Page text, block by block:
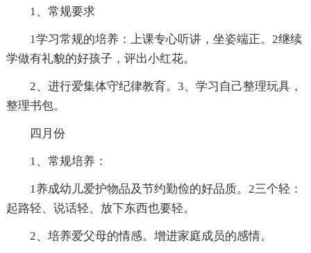
1、常规要求
1学习常规的培养：上课专心听讲，坐姿端正。2继续
学做有礼貌的好孩子，评出小红花。
2、进行爱集体守纪律教育。3、学习自己整理玩具，
整理书包。
四月份
1、常规培养：
1养成幼儿爱护物品及节约勤俭的好品质。2三个轻：
起路轻、说话轻、放下东西也要轻。
2、培养爱父母的情感。增进家庭成员的感情。